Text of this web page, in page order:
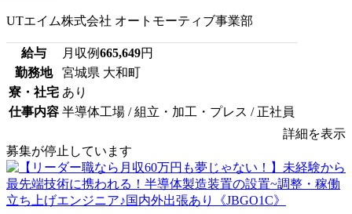
UTエイム株式会社 オートモーティブ事業部
給与 月収例665,649円
勤務地
宮城県 大和町
寮・社宅 あり
仕事内容 半導体工場 / 組立・加工・プレス / 正社員
詳細を表示
募集が停止しています